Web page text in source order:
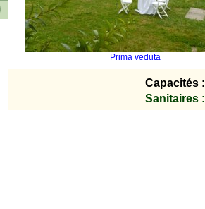
Prima veduta
Capacités :
Sanitaires :